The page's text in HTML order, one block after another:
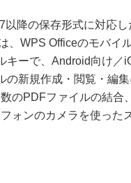
降の保存形式に対応し
、WPS Officeのモバイ
キーで、Android向け／
の新規作成・閲覧・編
のPDFファイルの結合
ォンのカメラを使った